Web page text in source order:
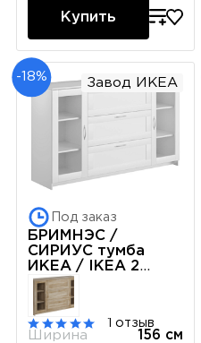
Купить
-18% Завод ИКЕА
Под заказ
БРИМНЭС /
СИРИУС тумба
ИКЕА / IKEA 2
двери со стеклом
и 3 ящика 156х95
белая
1 отзыв
Ширина
156 см